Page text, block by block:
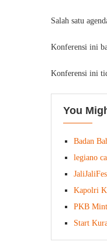
Salah satu
Konferensi ini
Konferensi ini
You
Badan
legiano
Kapolri
PKB
Start